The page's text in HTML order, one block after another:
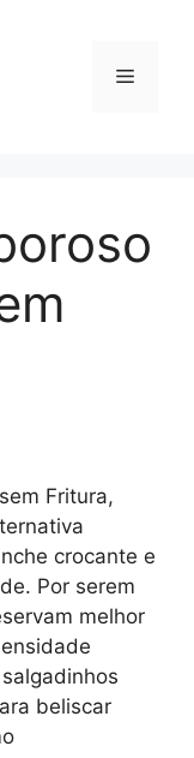
Menu
Fritura,
crocante e
Por serem
melhor
beliscar